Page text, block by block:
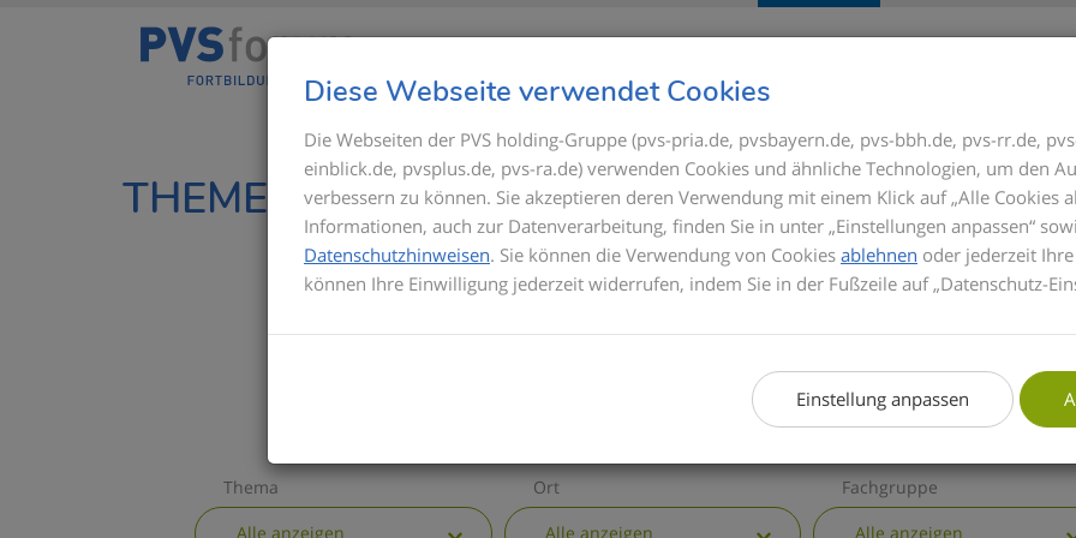
Diese Webseite verwendet Cookies
Die Webseiten der PVS holding-Gruppe (pvs-pria.de, pvsbayern.de, pvs-bbh.de, pvs-rr.de,
einblick.de, pvsplus.de, pvs-ra.de) verwenden Cookies und ähnliche Technologien, um den
verbessern zu können. Sie akzeptieren deren Verwendung mit einem Klick auf „Alle Cookies
Informationen, auch zur Datenverarbeitung, finden Sie in unter „Einstellungen anpassen“
Datenschutzhinweisen. Sie können die Verwendung von Cookies ablehnen oder jederzeit
können Ihre Einwilligung jederzeit widerrufen, indem Sie in der Fußzeile auf „Datenschutz-
Einstellung anpassen
THEMEN IM ÜBERBLICK
Bis zum
Privatabrechnung
basieren die
informieren wir Sie
GOÄ. Zusätzlich
Thema
Alle anzeigen
Ort
Alle anzeigen
Fachgruppe
Alle anzeigen